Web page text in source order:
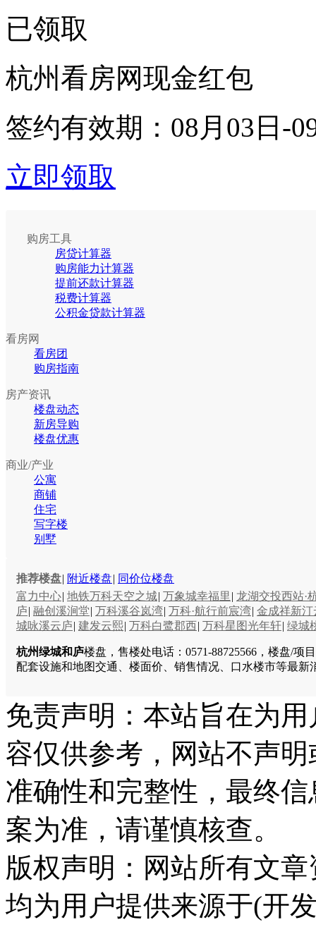
已领取
杭州看房网现金红包
签约有效期： 08月03日-
立即领取
购房工具
房贷计算器
购房能力计算器
提前还款计算器
税费计算器
公积金贷款计算器
看房网
看房团
购房指南
房产资讯
楼盘动态
新房导购
楼盘优惠
商业/产业
公寓
商铺
住宅
写字楼
别墅
推荐楼盘| 附近楼盘| 同价位楼盘
富力中心| 地铁万科天空之城| 万象城幸福里 | 龙湖交投西站·
庐| 融创溪涧堂| 万科溪谷岚湾| 万科·航行前宸湾| 金成祥新汀
城咏溪云庐| 建发云熙| 万科白鹭郡西| 万科星图光年轩| 绿城
杭州绿城和庐楼盘，售楼处电话：0571-88725566，楼盘/
配套设施和地图交通、楼面价、销售情况、口水楼市等最新
免责声明：本站旨在为
容仅供参考，网站不声
准确性和完整性，最终
案为准，请谨慎核查。
版权声明：网站所有文
均为用户提供来源于(开